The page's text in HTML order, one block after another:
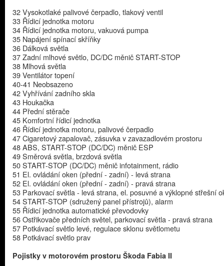
32 Vysokotlaké palivové čerpadlo, tlakový ventil
33 Řídicí jednotka motoru
34 Řídicí jednotka motoru, vakuová pumpa
35 Napájení spínací skříňky
36 Dálková světla
37 Zadní mlhové světlo, DC/DC měnič START-STOP
38 Mlhová světla
39 Ventilátor topení
40-41 Neobsazeno
42 Vyhřívání zadního skla
43 Houkačka
44 Přední stěrače
45 Komfortní řídicí jednotka
46 Řídicí jednotka motoru, palivové čerpadlo
47 Cigaretový zapalovač, zásuvka v zavazadlovém prostoru
48 ABS, START-STOP (DC/DC) měnič ESP
49 Směrová světla, brzdová světla
50 START-STOP (DC/DC) měnič infotainment, rádio
51 El. ovládání oken (přední - zadní) - levá strana
52 El. ovládání oken (přední - zadní) - pravá strana
53 Parkovací světla - levá strana, el. posuvné a výklopné střešní
54 START-STOP (sdružený panel přístrojů), alarm
55 Řídicí jednotka automatické převodovky
56 Ostřikovače předních světel, parkovací světla - pravá strana
57 Potkávací světlo levé, regulace sklonu světlometu
58 Potkávací světlo prav
Pojistky v motorovém prostoru Škoda Fabia II